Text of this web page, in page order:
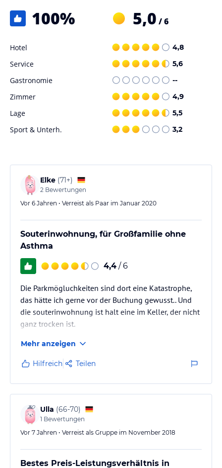
100% 5,0 / 6
Hotel 4,8
Service 5,6
Gastronomie --
Zimmer 4,9
Lage 5,5
Sport & Unterh. 3,2
Elke (71+)
2 Bewertungen
Vor 6 Jahren • Verreist als Paar im Januar 2020
Souterinwohnung, für Großfamilie ohne
Asthma
4,4 / 6
Die Parkmögluchkeiten sind dort eine Katastrophe,
das hätte ich gerne vor der Buchung gewusst.. Und
die souterinwohnung ist halt eine im Keller, der nicht
ganz trocken ist.
Mehr anzeigen
Hilfreich Teilen
Ulla (66-70)
1 Bewertungen
Vor 7 Jahren • Verreist als Gruppe im November 2018
Bestes Preis-Leistungsverhältnis in